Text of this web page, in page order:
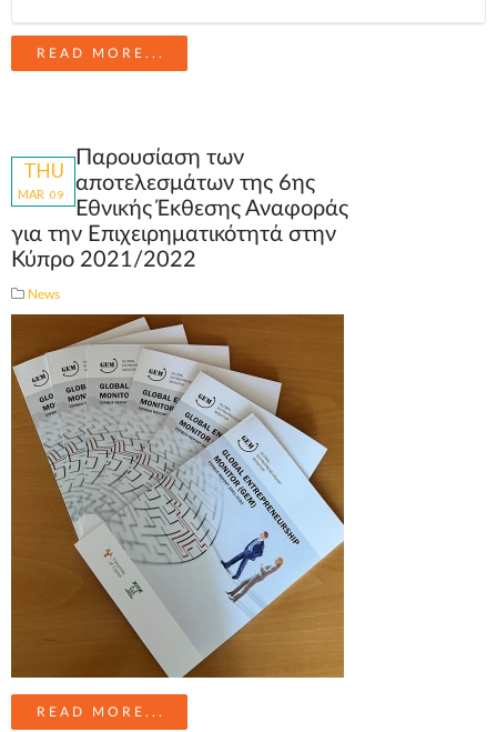
https://www.youtube.com/watch?v=sj5PVLsmFOk
READ MORE...
THU
MAR 09
Παρουσίαση των
αποτελεσμάτων της 6ης
Εθνικής Έκθεσης Αναφοράς
για την Επιχειρηματικότητά στην
Κύπρο 2021/2022
News
READ MORE...